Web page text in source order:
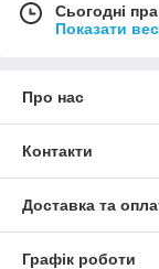
Сьогодні
Показати
Про нас
Контакти
Доставка та
Графік роботи